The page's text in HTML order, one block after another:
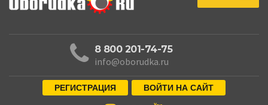
8 800 201-74-75
info@oborudka.ru
РЕГИСТРАЦИЯ ВОЙТИ НА САЙТ